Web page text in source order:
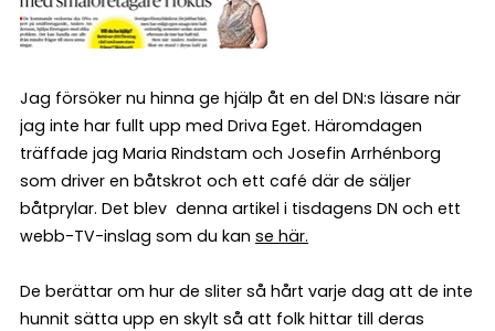
Jag försöker nu hinna ge hjälp åt en del DN:s läsare när
jag inte har fullt upp med Driva Eget. Häromdagen
träffade jag Maria Rindstam och Josefin Arrhénborg
som driver en båtskrot och ett café där de säljer
båtprylar. Det blev denna artikel i tisdagens DN och ett
webb-TV-inslag som du kan se här.
De berättar om hur de sliter så hårt varje dag att de inte
hunnit sätta upp en skylt så att folk hittar till deras